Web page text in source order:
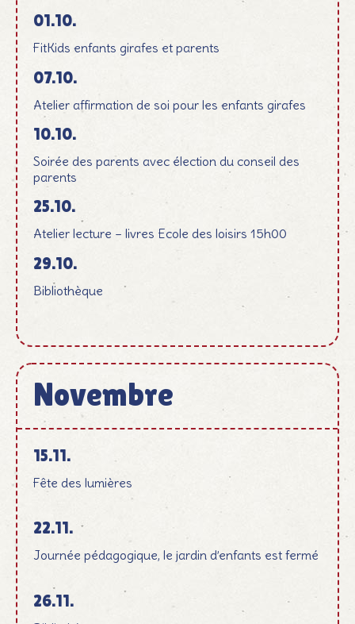
01.10.
FitKids enfants girafes et parents
07.10.
Atelier affirmation de soi pour les enfants girafes
10.10.
Soirée des parents avec élection du conseil des
parents
25.10.
Atelier lecture – livres Ecole des loisirs 15h00
29.10.
Bibliothèque
Novembre
November
15.11.
Fête des lumières
22.11.
Journée pédagogique, le jardin d’enfants est fermé
26.11.